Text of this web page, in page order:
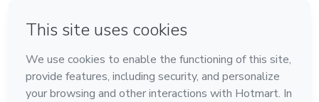
Feito com ❤ na Cidade do México